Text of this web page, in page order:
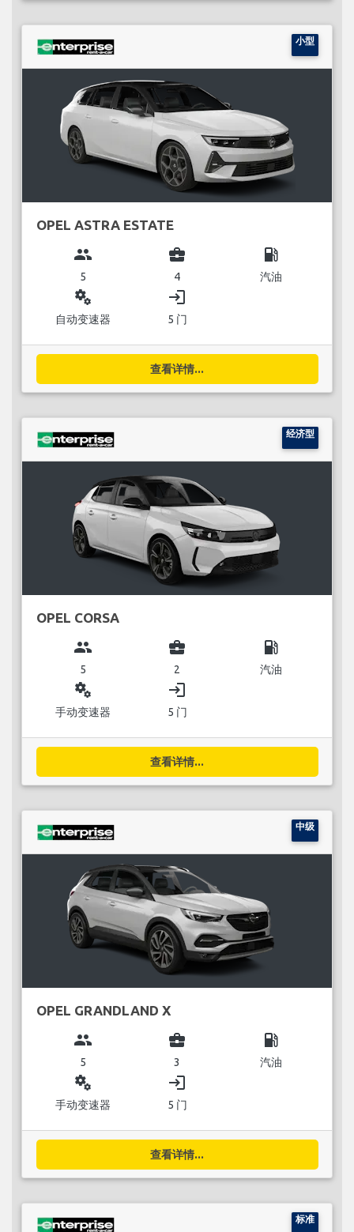
小型
OPEL ASTRA ESTATE
group
5
business_center
4
local_gas_station
汽油
miscellaneous_services
自动变速器
login
5 门
查看详情...
经济型
OPEL CORSA
group
5
business_center
2
local_gas_station
汽油
miscellaneous_services
手动变速器
login
5 门
查看详情...
中级
OPEL GRANDLAND X
group
5
business_center
3
local_gas_station
汽油
miscellaneous_services
手动变速器
login
5 门
查看详情...
标准